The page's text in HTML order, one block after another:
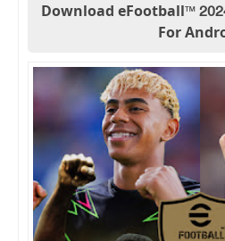
Download eFootball™
For